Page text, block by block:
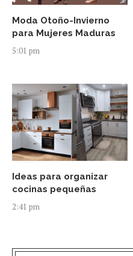
Moda Otoño-Invierno
para Mujeres Maduras
5:01 pm
Ideas para organizar
cocinas pequeñas
2:41 pm